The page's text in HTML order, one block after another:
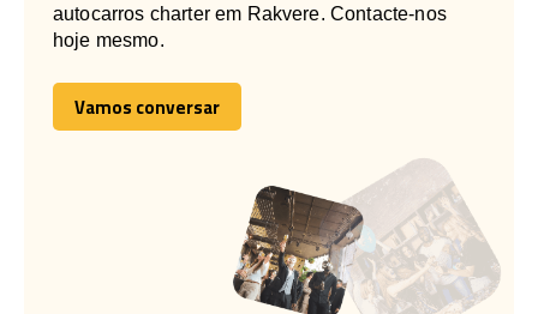
autocarros charter em Rakvere. Contacte-nos
hoje mesmo.
Vamos conversar
Vamos conversar